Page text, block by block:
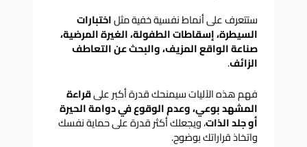
ستتعرف على أنماط نفسية خفية مثلاختبارات
السيطرة، إسقاطات الطفولة، الغيرة المرضية،
صناعة الواقع المزيف، والبحث عن التعاطف
الزائف.
فهم هذه الآليات سيمنحك قدرة أكبر علىقراءة
المشهد بوعي، وعدم الوقوع في دوامة الحيرة
أو جلد الذات، ويجعلك أكثر قدرة على حماية نفسك
واتخاذ قراراتك بوضوح.